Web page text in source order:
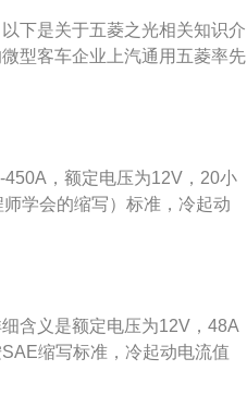
速变速器，一个前进，一个
瓦，还有一种就是9.2千瓦。
下是关于五菱之光相关知识介
型客车企业上汽通用五菱率先
正式在济南上市，将目标指
骨架采用镁铝合金压铸成型
，额定电压为12V，20小
学会的缩写）标准，冷起动
很多车主都会忽略电瓶的保
使用外接电源设备。4、停
含义是额定电压为12V，48A
缩写标准，冷起动电流值
的型号，即容量，标在外壳